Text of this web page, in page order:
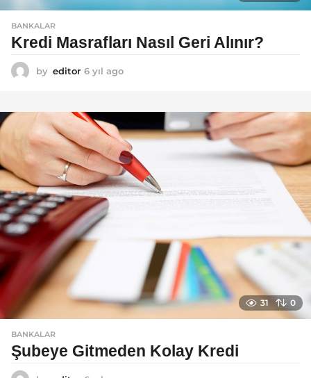
BANKALAR
Kredi Masrafları Nasıl Geri Alınır?
by editor 6 yıl ago
l
g
o
31 0
BANKALAR
Şubeye Gitmeden Kolay Kredi